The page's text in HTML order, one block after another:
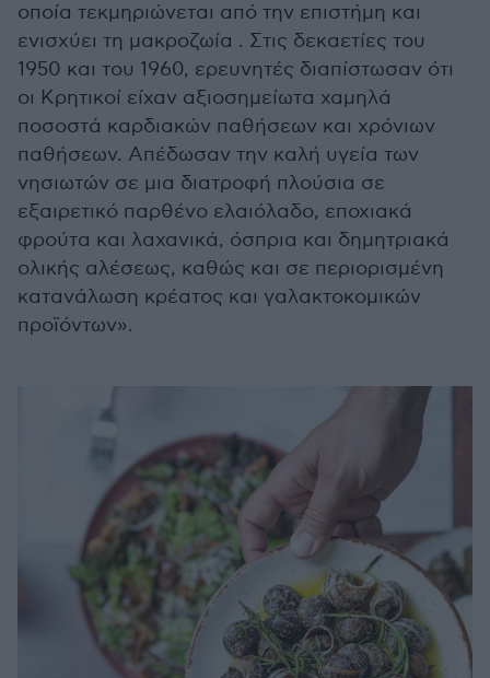
οποία τεκμηριώνεται από την επιστήμη και
ενισχύει τη μακροζωία . Στις δεκαετίες του
1950 και του 1960, ερευνητές διαπίστωσαν ότι
οι Κρητικοί είχαν αξιοσημείωτα χαμηλά
ποσοστά καρδιακών παθήσεων και χρόνιων
παθήσεων. Απέδωσαν την καλή υγεία των
νησιωτών σε μια διατροφή πλούσια σε
εξαιρετικό παρθένο ελαιόλαδο, εποχιακά
φρούτα και λαχανικά, όσπρια και δημητριακά
ολικής αλέσεως, καθώς και σε περιορισμένη
κατανάλωση κρέατος και γαλακτοκομικών
προϊόντων».